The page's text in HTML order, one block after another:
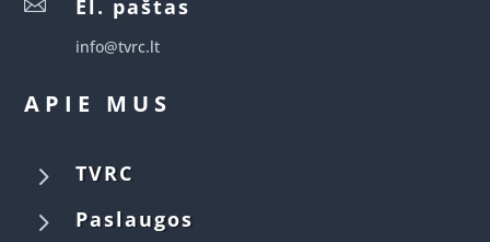
El. paštas
info@tvrc.lt
APIE MUS
5 TVRC
5 Paslaugos